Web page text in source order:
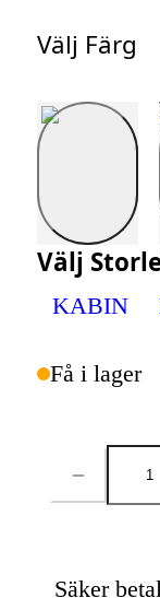
Välj Färg
Välj Färg
Välj
KABIN
Få i lager
Säker